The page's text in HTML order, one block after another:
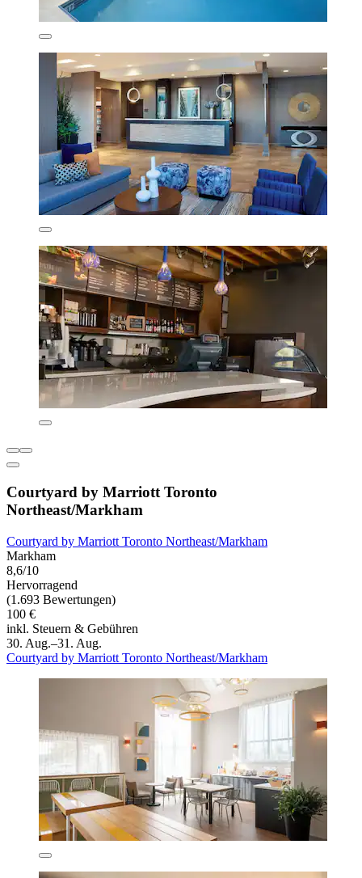
Courtyard by Marriott Toronto
Northeast/Markham
Courtyard by Marriott Toronto Northeast/Markham
Markham
8,6/10
Hervorragend
(1.693 Bewertungen)
100 €
inkl. Steuern & Gebühren
30. Aug.–31. Aug.
Courtyard by Marriott Toronto Northeast/Markham